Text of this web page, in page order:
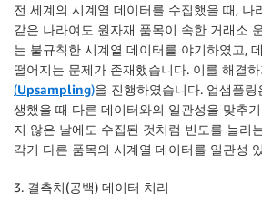
전 세계의 시계열 데이터를 수집했을 때, 나
같은 나라여도 원자재 품목이 속한 거래소
는 불규칙한 시계열 데이터를 야기하였고,
떨어지는 문제가 존재했습니다. 이를 해결
(Upsampling)을 진행하였습니다. 업샘플
생했을 때 다른 데이터와의 일관성을 맞추
지 않은 날에도 수집된 것처럼 빈도를 늘리
각기 다른 품목의 시계열 데이터를 일관성
3. 결측치(공백) 데이터 처리